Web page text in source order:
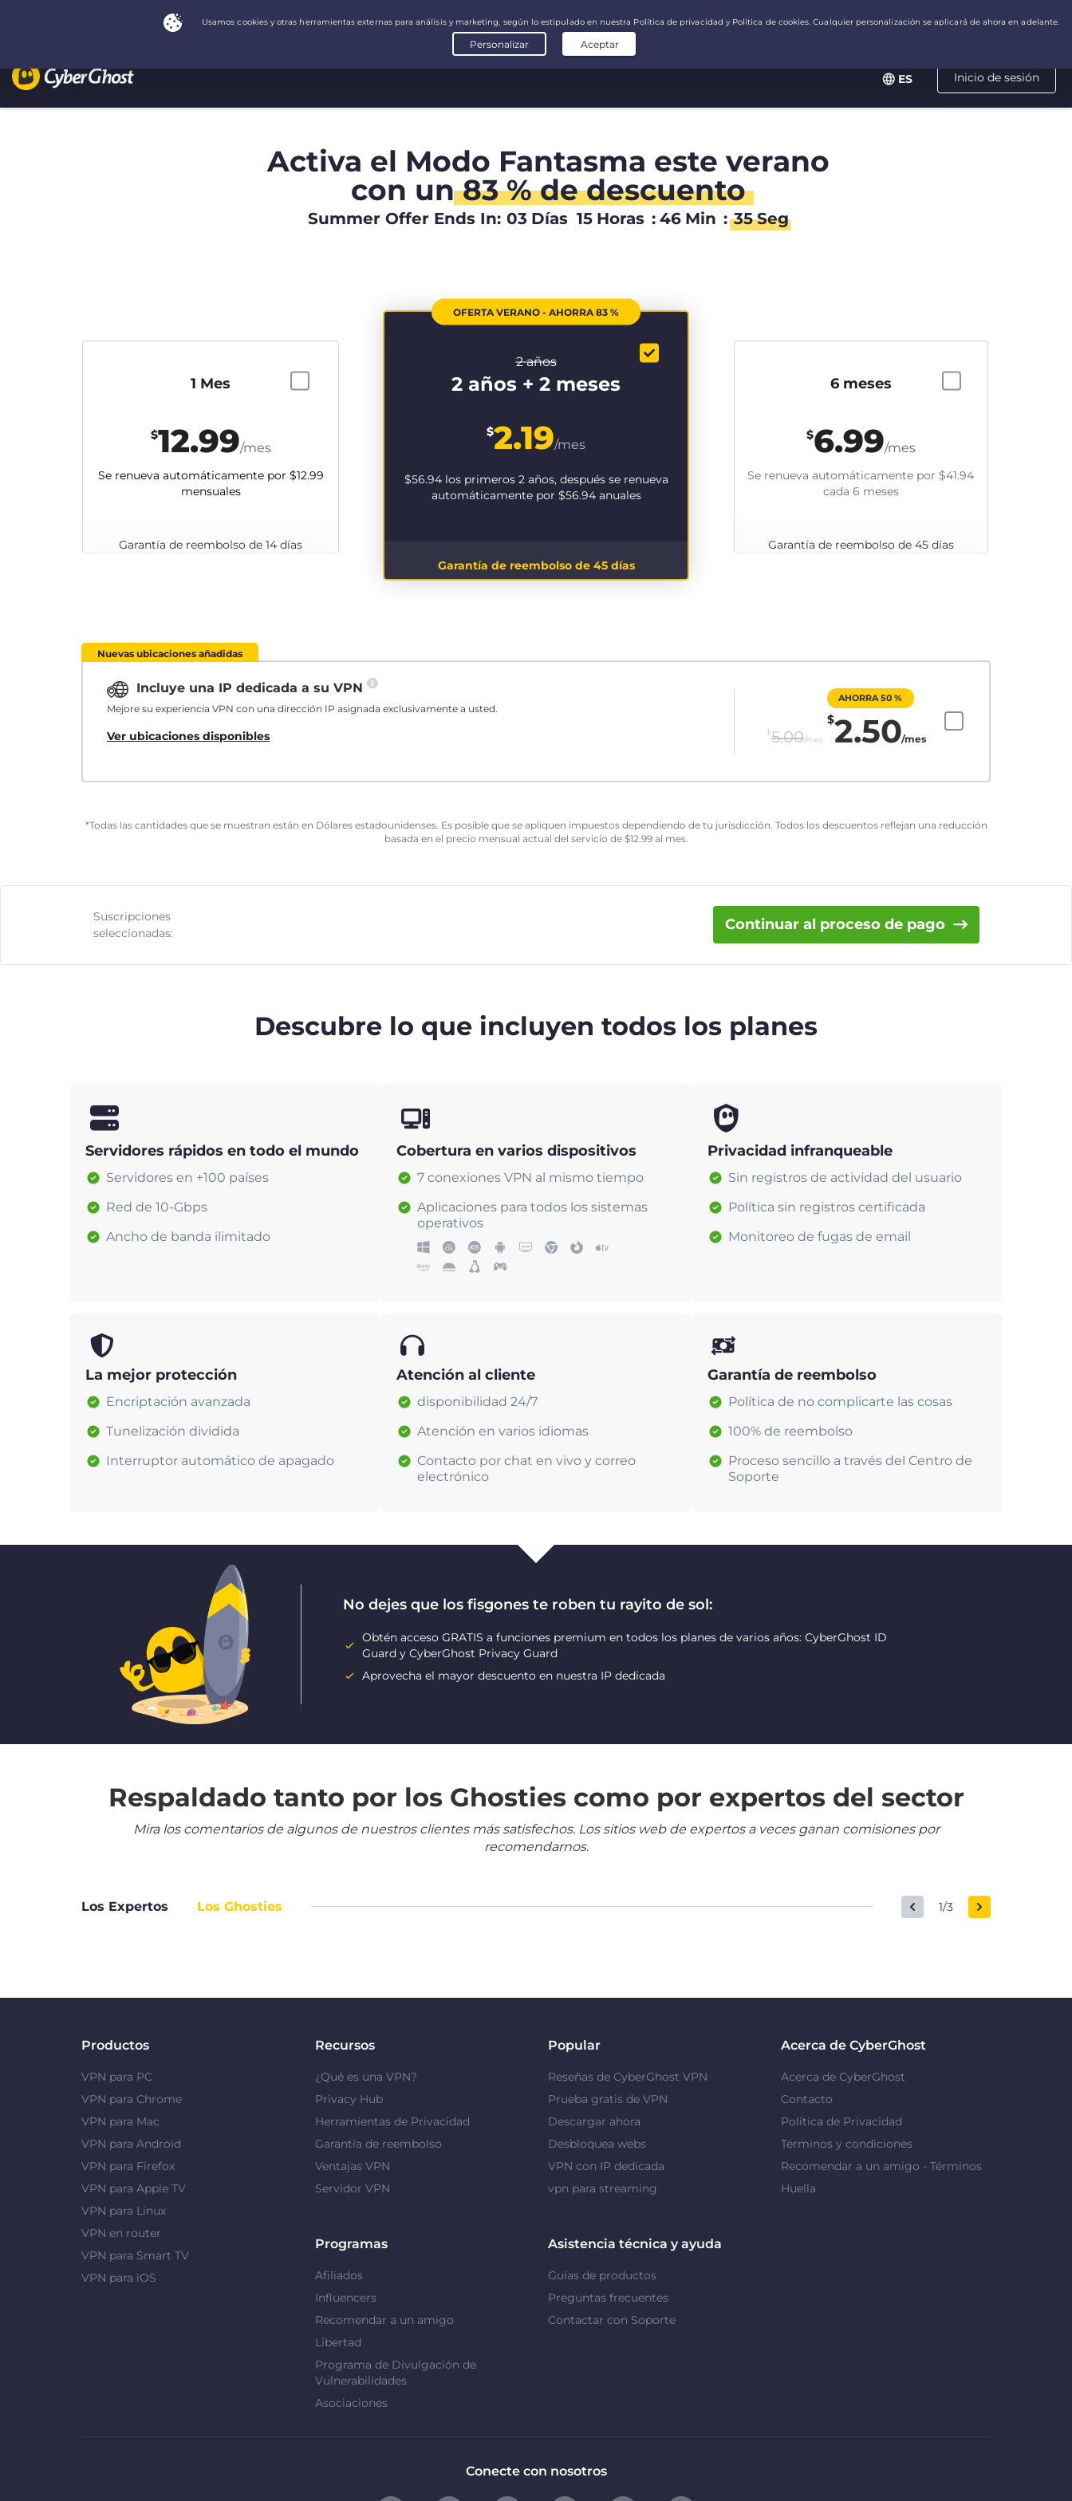
Inicio de sesión
ES
Activa el Modo Fantasma este verano
con un83 % de descuento
Summer Offer Ends In: 03 Días 15 Horas : 46 Min : 35 Seg
OFERTA VERANO - AHORRA 83 %
2 años
2 años + 2 meses
$2.19/mes
$56.94los primeros 2 años, después se renueva
automáticamente por $56.94anuales
Garantía de reembolso de 45 días
6 meses
$6.99/mes
Se renueva automáticamente por $41.94
cada 6 meses
Garantía de reembolso de 45 días
1 Mes
$12.99/mes
Se renueva automáticamente por $12.99
mensuales
Garantía de reembolso de 14 días
Nuevas ubicaciones añadidas
Incluye una IP dedicada a su VPN
Mejore su experiencia VPN con una dirección IP asignada exclusivamente a usted.
Ver ubicaciones disponibles $5.00/mes
AHORRA 50 %
$2.50/mes
*Todas las cantidades que se muestran están en Dólares estadounidenses. Es posible que se apliquen impuestos dependiendo de tu jurisdicción. Todos los descuentos reflejan una reducción
basada en el precio mensual actual del servicio de $12.99al mes.
Suscripciones
seleccionadas:
Continuar al proceso de pago
Descubre lo que incluyen todos los planes
Servidores rápidos en todo el mundo
Servidores en +100 países
Red de 10-Gbps
Ancho de banda ilimitado
Cobertura en varios dispositivos
7 conexiones VPN al mismo tiempo
Aplicaciones para todos los sistemas
operativos
Privacidad infranqueable
Sin registros de actividad del usuario
Política sin registros certificada
Monitoreo de fugas de email
La mejor protección
Encriptación avanzada
Tunelización dividida
Interruptor automático de apagado
Atención al cliente
disponibilidad 24/7
Atención en varios idiomas
Contacto por chat en vivo y correo
electrónico
Garantía de reembolso
Política de no complicarte las cosas
100% de reembolso
Proceso sencillo a través del Centro de
Soporte
No dejes que los fisgones te roben tu rayito de sol:
Obtén acceso GRATIS a funciones premium en todos los planes de varios años: CyberGhost ID
Guard y CyberGhost Privacy Guard
Aprovecha el mayor descuento en nuestra IP dedicada
Respaldado tanto por los Ghosties como por expertos del sector
Mira los comentarios de algunos de nuestros clientes más satisfechos. Los sitios web de expertos a veces ganan comisiones por
recomendarnos.
Los Expertos Los Ghosties 1/3
Productos
VPN para PC
VPN para Chrome
VPN para Mac
VPN para Android
VPN para Firefox
VPN para Apple TV
VPN para Linux
VPN en router
VPN para Smart TV
VPN para iOS
Recursos
¿Qué es una VPN?
Privacy Hub
Herramientas de Privacidad
Garantía de reembolso
Ventajas VPN
Servidor VPN
Popular
Reseñas de CyberGhost VPN
Prueba gratis de VPN
Descargar ahora
Desbloquea webs
VPN con IP dedicada
vpn para streaming
Acerca de CyberGhost
Acerca de CyberGhost
Contacto
Política de Privacidad
Términos y condiciones
Recomendar a un amigo - Términos
Huella
Programas
Afiliados
Influencers
Recomendar a un amigo
Libertad
Programa de Divulgación de
Vulnerabilidades
Asociaciones
Asistencia técnica y ayuda
Guías de productos
Preguntas frecuentes
Contactar con Soporte
Conecte con nosotros